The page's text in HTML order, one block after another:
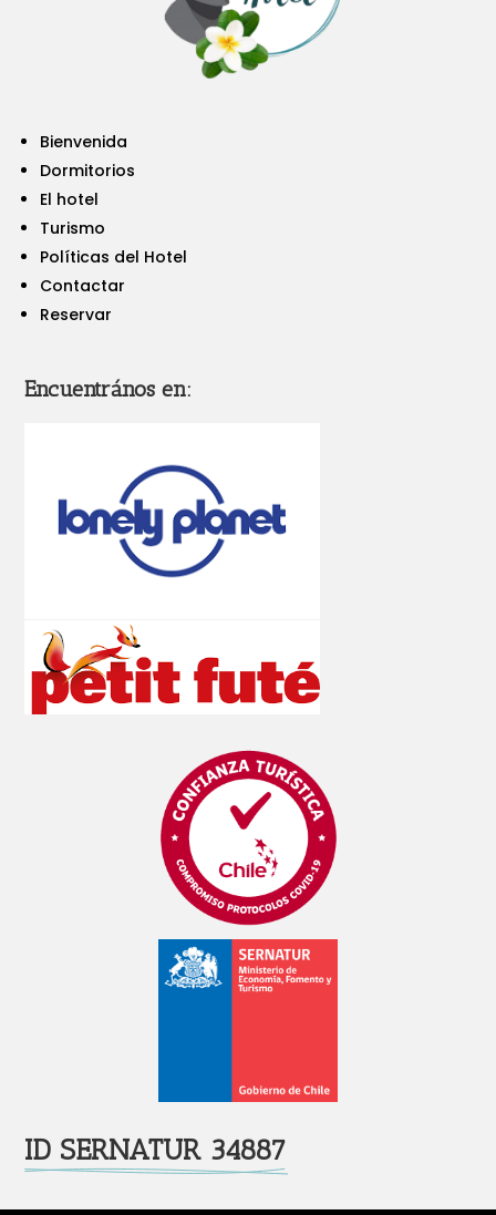
Bienvenida
Dormitorios
El hotel
Turismo
Políticas del Hotel
Contactar
Reservar
Encuentrános en:
ID SERNATUR 34887